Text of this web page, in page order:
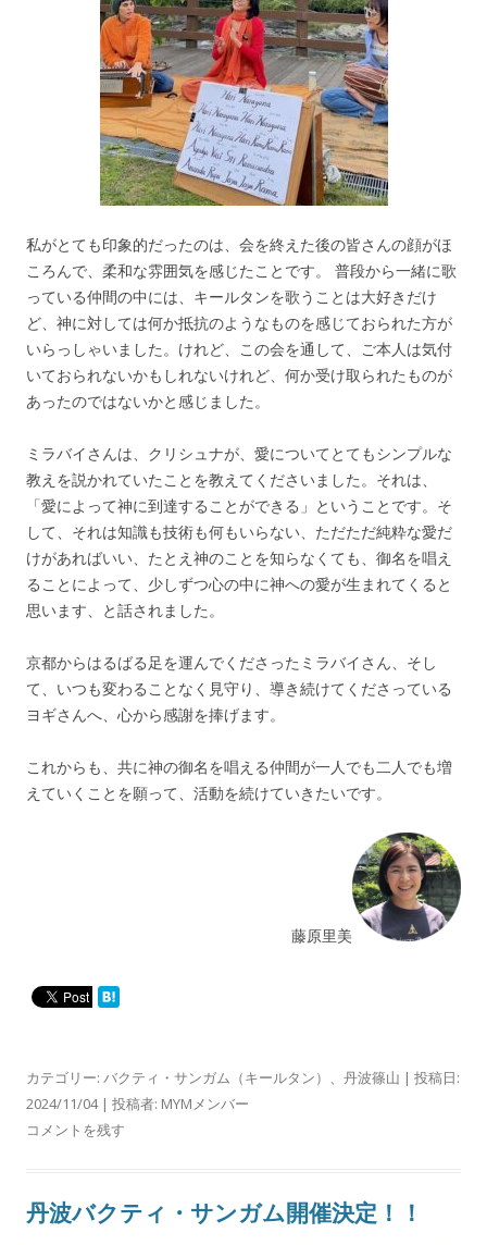
私がとても印象的だったのは、会を終えた後の皆さんの顔がほ
ころんで、柔和な雰囲気を感じたことです。 普段から一緒に歌
っている仲間の中には、キールタンを歌うことは大好きだけ
ど、神に対しては何か抵抗のようなものを感じておられた方が
いらっしゃいました。けれど、この会を通して、ご本人は気付
いておられないかもしれないけれど、何か受け取られたものが
あったのではないかと感じました。
ミラバイさんは、クリシュナが、愛についてとてもシンプルな
教えを説かれていたことを教えてくださいました。それは、
「愛によって神に到達することができる」ということです。そ
して、それは知識も技術も何もいらない、ただただ純粋な愛だ
けがあればいい、たとえ神のことを知らなくても、御名を唱え
ることによって、少しずつ心の中に神への愛が生まれてくると
思います、と話されました。
京都からはるばる足を運んでくださったミラバイさん、そし
て、いつも変わることなく見守り、導き続けてくださっている
ヨギさんへ、心から感謝を捧げます。
これからも、共に神の御名を唱える仲間が一人でも二人でも増
えていくことを願って、活動を続けていきたいです。
藤原里美
カテゴリー: バクティ・サンガム（キールタン） 、 丹波篠山 | 投稿日:
2024/11/04| 投稿者: MYMメンバー
コメントを残す
丹波バクティ・サンガム開催決定！！